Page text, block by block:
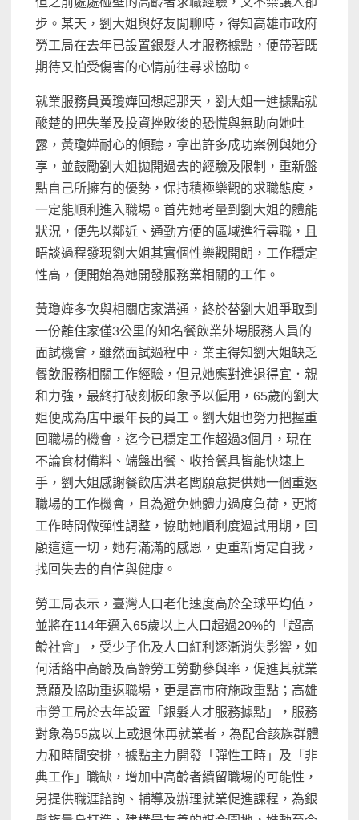
步。某天，劉大姐與好友閒聊時，得知高雄市政府
勞工局在去年已設置銀髮人才服務據點，便帶著既
期待又怕受傷害的心情前往尋求協助。
就業服務員黃瓊嬅回想起那天，劉大姐一進據點就
酸楚的把失業及投資挫敗後的恐慌與無助向她吐
露，黃瓊嬅耐心的傾聽，拿出許多成功案例與她分
享，並鼓勵劉大姐拋開過去的經驗及限制，重新盤
點自己所擁有的優勢，保持積極樂觀的求職態度，
一定能順利進入職場。首先她考量到劉大姐的體能
狀況，便先以鄰近、通勤方便的區域進行尋職，且
晤談過程發現劉大姐其實個性樂觀開朗，工作穩定
性高，便開始為她開發服務業相關的工作。
黃瓊嬅多次與相關店家溝通，終於替劉大姐爭取到
一份離住家僅3公里的知名餐飲業外場服務人員的
面試機會，雖然面試過程中，業主得知劉大姐缺乏
餐飲服務相關工作經驗，但見她應對進退得宜．親
和力強，最終打破刻板印象予以僱用，65歲的劉大
姐便成為店中最年長的員工。劉大姐也努力把握重
回職場的機會，迄今已穩定工作超過3個月，現在
不論食材備料、端盤出餐、收拾餐具皆能快速上
手，劉大姐感謝餐飲店洪老闆願意提供她一個重返
職場的工作機會，且為避免她體力過度負荷，更將
工作時間做彈性調整，協助她順利度過試用期，回
顧這這一切，她有滿滿的感恩，更重新肯定自我，
找回失去的自信與健康。
勞工局表示，臺灣人口老化速度高於全球平均值，
並將在114年邁入65歲以上人口超過20%的「超高
齡社會」，受少子化及人口紅利逐漸消失影響，如
何活絡中高齡及高齡勞工勞動參與率，促進其就業
意願及協助重返職場，更是高市府施政重點；高雄
市勞工局於去年設置「銀髮人才服務據點」，服務
對象為55歲以上或退休再就業者，為配合該族群體
力和時間安排，據點主力開發「彈性工時」及「非
典工作」職缺，增加中高齡者續留職場的可能性，
另提供職涯諮詢、輔導及辦理就業促進課程，為銀